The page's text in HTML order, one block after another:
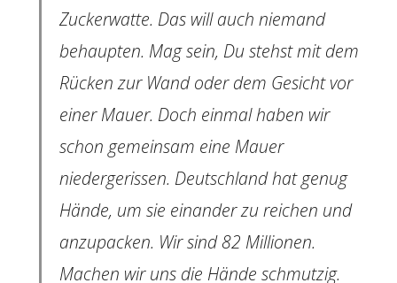
Zuckerwatte. Das will auch niemand
behaupten. Mag sein, Du stehst mit dem
Rücken zur Wand oder dem Gesicht vor
einer Mauer. Doch einmal haben wir
schon gemeinsam eine Mauer
niedergerissen. Deutschland hat genug
Hände, um sie einander zu reichen und
anzupacken. Wir sind 82 Millionen.
Machen wir uns die Hände schmutzig.